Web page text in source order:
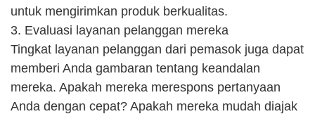
untuk mengirimkan produk berkualitas.
3. Evaluasi layanan pelanggan mereka
Tingkat layanan pelanggan dari pemasok juga dapat
memberi Anda gambaran tentang keandalan
mereka. Apakah mereka merespons pertanyaan
Anda dengan cepat? Apakah mereka mudah diajak